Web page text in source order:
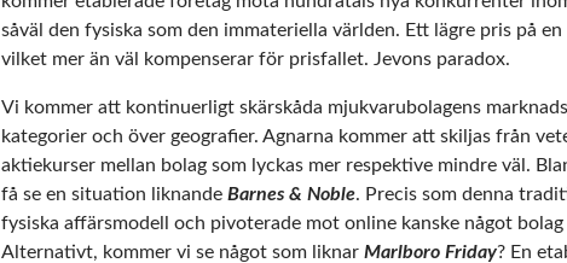
såväl den fysiska som den immateriella världen. Ett lägre pris på
vilket mer än väl kompenserar för prisfallet. Jevons paradox.
Vi kommer att kontinuerligt skärskåda mjukvarubolagens
kategorier och över geografier. Agnarna kommer att skiljas från
aktiekurser mellan bolag som lyckas mer respektive mindre väl.
få se en situation liknande Barnes & Noble. Precis som denna
fysiska affärsmodell och pivoterade mot online kanske något
Alternativt, kommer vi se något som liknar Marlboro Friday? En